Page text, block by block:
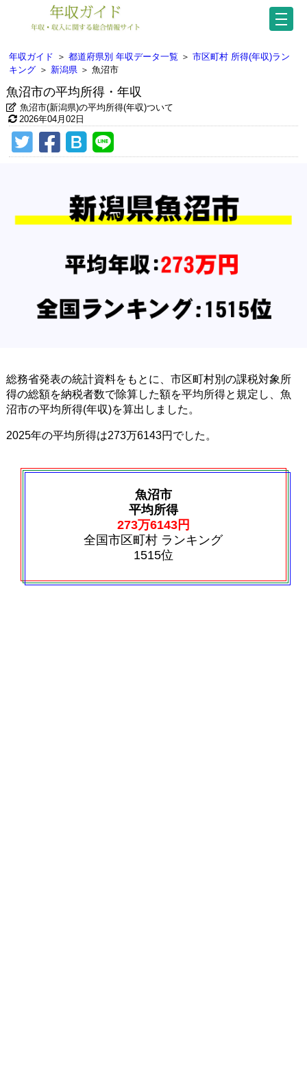
年収ガイド ＞ 都道府県別 年収データ一覧 ＞ 市区町村 所得(年収)ラン
キング ＞ 新潟県 ＞ 魚沼市
魚沼市の平均所得・年収
魚沼市(新潟県)の平均所得(年収)ついて
2026年04月02日
総務省発表の統計資料をもとに、市区町村別の課税対象所
得の総額を納税者数で除算した額を平均所得と規定し、魚
沼市の平均所得(年収)を算出しました。
2025年の平均所得は273万6143円でした。
魚沼市
平均所得
273万6143円
全国市区町村 ランキング
1515位